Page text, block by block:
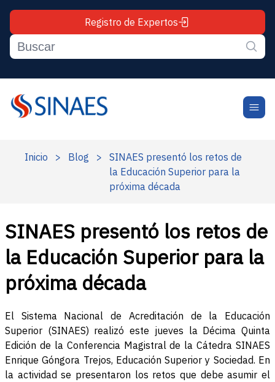
Registro de Expertos
Inicio > Blog >
SINAES presentó los retos de
la Educación Superior para la
próxima década
SINAES presentó los retos de
la Educación Superior para la
próxima década
El Sistema Nacional de Acreditación de la Educación
Superior (SINAES) realizó este jueves la Décima Quinta
Edición de la Conferencia Magistral de la Cátedra SINAES
Enrique Góngora Trejos, Educación Superior y Sociedad. En
la actividad se presentaron los retos que debe asumir el